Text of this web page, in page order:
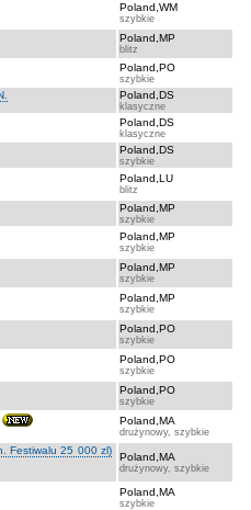
Poland,WM
szybkie
Poland,MP
blitz
Poland,PO
szybkie
Poland,DS
klasyczne
Poland,DS
klasyczne
Poland,DS
szybkie
Poland,LU
blitz
Poland,MP
szybkie
Poland,MP
szybkie
Poland,MP
szybkie
Poland,MP
szybkie
Poland,PO
szybkie
Poland,PO
szybkie
Poland,PO
szybkie
Poland,MA
drużynowy, szybkie
Festiwalu 25 000 zl)
Poland,MA
drużynowy, szybkie
Poland,MA
szybkie